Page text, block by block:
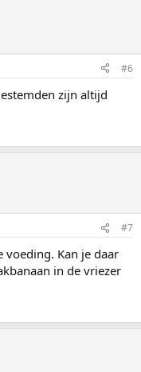
#6
zijn altijd
#7
voeding. Kan je daar
in de vriezer